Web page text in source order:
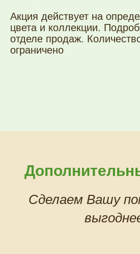
Акция действует на
цвета и коллекции.
отделе продаж.
ограничено
Сделаем Вашу